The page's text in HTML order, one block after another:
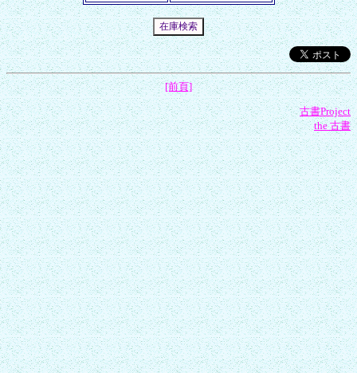
[前頁]
古書Project
the 古書